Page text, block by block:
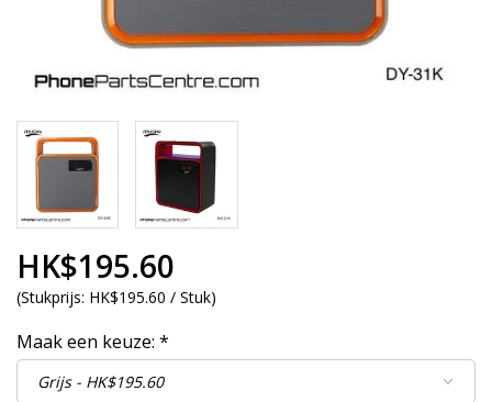
HK$195.60
(Stukprijs: HK$195.60 / Stuk)
Maak een keuze: *